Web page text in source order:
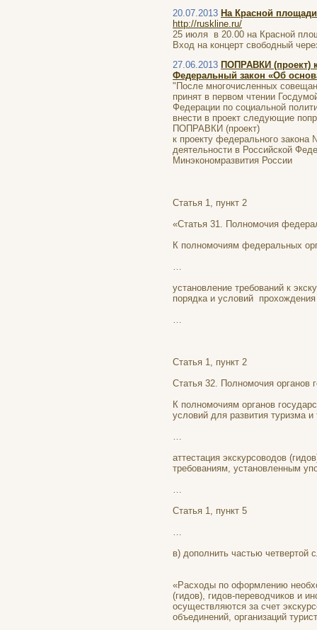
20.07.2013 На Красной
http://ruskline.ru/
25 июля в 20.00 на Красной
Вход на концерт свободный
27.06.2013 ПОПРАВКИ (проект)
Федеральный закон «Об
"После многочисленных
принят в первом чтении
Федерации по социальной
внести в проект следующие
ПОПРАВКИ (проект)
к проекту федерального
деятельности в Российской
Минэкономразвития России
Статья 1, пункт 2
«Статья 31. Полномочия
К полномочиям федеральных
установление требований к
порядка и условий
Статья 1, пункт 2
Статья 32. Полномочия органов
К полномочиям органов
условий для развития туризма и
аттестация экскурсоводов
требованиям, установленным
Статья 1, пункт 5
в) дополнить частью четвертой
«Расходы по оформлению
(гидов), гидов-переводчиков и
осуществляются за счет
объединений, организаций